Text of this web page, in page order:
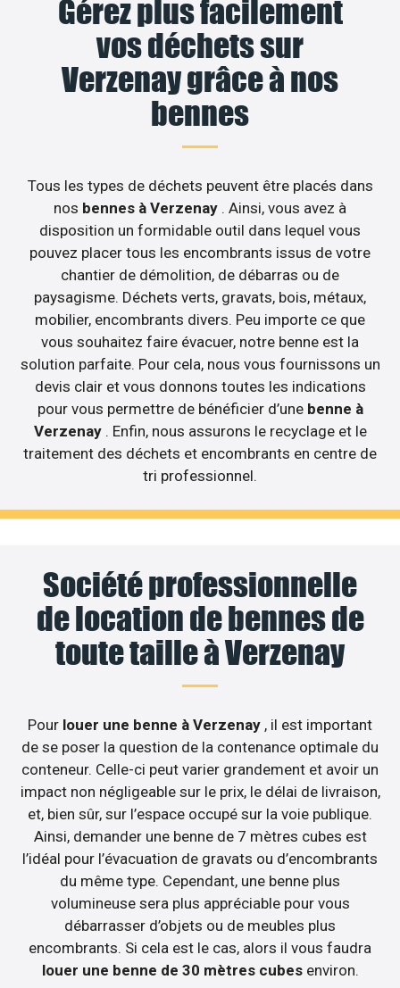
Gérez plus facilement
vos déchets sur
Verzenay grâce à nos
bennes
Tous les types de déchets peuvent être placés dans
nos bennes à Verzenay . Ainsi, vous avez à
disposition un formidable outil dans lequel vous
pouvez placer tous les encombrants issus de votre
chantier de démolition, de débarras ou de
paysagisme. Déchets verts, gravats, bois, métaux,
mobilier, encombrants divers. Peu importe ce que
vous souhaitez faire évacuer, notre benne est la
solution parfaite. Pour cela, nous vous fournissons un
devis clair et vous donnons toutes les indications
pour vous permettre de bénéficier d’une benne à
Verzenay . Enfin, nous assurons le recyclage et le
traitement des déchets et encombrants en centre de
tri professionnel.
Société professionnelle
de location de bennes de
toute taille à Verzenay
Pour louer une benne à Verzenay , il est important
de se poser la question de la contenance optimale du
conteneur. Celle-ci peut varier grandement et avoir un
impact non négligeable sur le prix, le délai de livraison,
et, bien sûr, sur l’espace occupé sur la voie publique.
Ainsi, demander une benne de 7 mètres cubes est
l’idéal pour l’évacuation de gravats ou d’encombrants
du même type. Cependant, une benne plus
volumineuse sera plus appréciable pour vous
débarrasser d’objets ou de meubles plus
encombrants. Si cela est le cas, alors il vous faudra
louer une benne de 30 mètres cubesenviron.